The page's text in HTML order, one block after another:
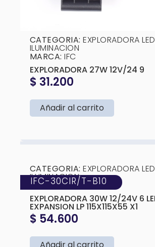
CATEGORIA:EXPLORADORA LED
ILUMINACION
MARCA:IFC
EXPLORADORA 27W 12V/24 9
$31.200
Añadir al carrito
❮
IFC-30CIR/T-B10
CATEGORIA:EXPLORADORA LED
ILUMINACION
MARCA:IFC
EXPLORADORA 30W 12/24V 6 LED
EXPANSION LP 115X115X55 X1
$54.600